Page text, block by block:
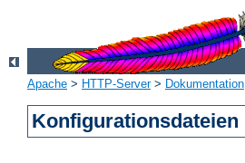
Apache > HTTP-Server> Dokumentation
Konfigurationsdateien